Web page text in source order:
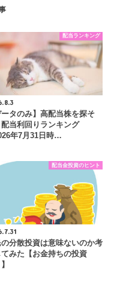
配当ランキング
ータのみ】高配当株を探そ
配当利回りランキング
年7月31日時…
配当金投資のヒント
の分散投資は意味ないのか考
みた【お金持ちの投資